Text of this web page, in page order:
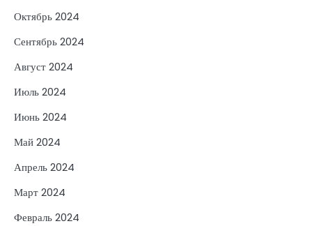
Октябрь 2024
Сентябрь 2024
Август 2024
Июль 2024
Июнь 2024
Май 2024
Апрель 2024
Март 2024
Февраль 2024